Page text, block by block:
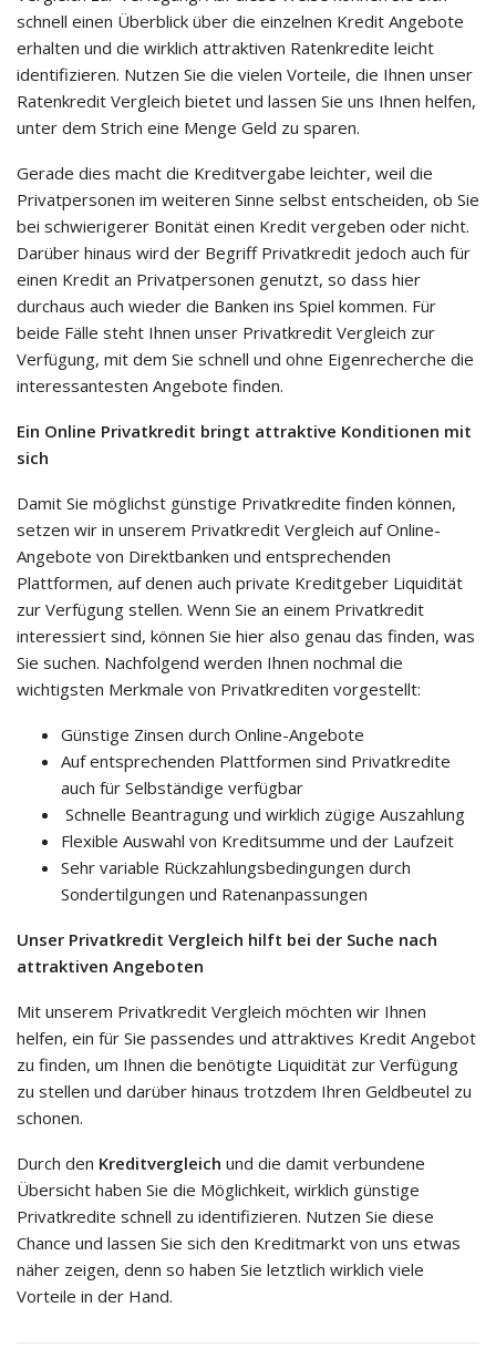
schnell einen Überblick über die einzelnen Kredit Angebote
erhalten und die wirklich attraktiven Ratenkredite leicht
identifizieren. Nutzen Sie die vielen Vorteile, die Ihnen unser
Ratenkredit Vergleich bietet und lassen Sie uns Ihnen helfen,
unter dem Strich eine Menge Geld zu sparen.
Gerade dies macht die Kreditvergabe leichter, weil die
Privatpersonen im weiteren Sinne selbst entscheiden, ob Sie
bei schwierigerer Bonität einen Kredit vergeben oder nicht.
Darüber hinaus wird der Begriff Privatkredit jedoch auch für
einen Kredit an Privatpersonen genutzt, so dass hier
durchaus auch wieder die Banken ins Spiel kommen. Für
beide Fälle steht Ihnen unser Privatkredit Vergleich zur
Verfügung, mit dem Sie schnell und ohne Eigenrecherche die
interessantesten Angebote finden.
Ein Online Privatkredit bringt attraktive Konditionen mit
sich
Damit Sie möglichst günstige Privatkredite finden können,
setzen wir in unserem Privatkredit Vergleich auf Online-
Angebote von Direktbanken und entsprechenden
Plattformen, auf denen auch private Kreditgeber Liquidität
zur Verfügung stellen. Wenn Sie an einem Privatkredit
interessiert sind, können Sie hier also genau das finden, was
Sie suchen. Nachfolgend werden Ihnen nochmal die
wichtigsten Merkmale von Privatkrediten vorgestellt:
Günstige Zinsen durch Online-Angebote
Auf entsprechenden Plattformen sind Privatkredite
auch für Selbständige verfügbar
Schnelle Beantragung und wirklich zügige Auszahlung
Flexible Auswahl von Kreditsumme und der Laufzeit
Sehr variable Rückzahlungsbedingungen durch
Sondertilgungen und Ratenanpassungen
Unser Privatkredit Vergleich hilft bei der Suche nach
attraktiven Angeboten
Mit unserem Privatkredit Vergleich möchten wir Ihnen
helfen, ein für Sie passendes und attraktives Kredit Angebot
zu finden, um Ihnen die benötigte Liquidität zur Verfügung
zu stellen und darüber hinaus trotzdem Ihren Geldbeutel zu
schonen.
Durch den Kreditvergleich und die damit verbundene
Übersicht haben Sie die Möglichkeit, wirklich günstige
Privatkredite schnell zu identifizieren. Nutzen Sie diese
Chance und lassen Sie sich den Kreditmarkt von uns etwas
näher zeigen, denn so haben Sie letztlich wirklich viele
Vorteile in der Hand.